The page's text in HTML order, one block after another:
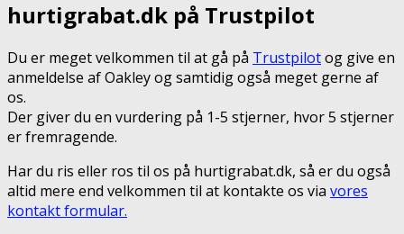
hurtigrabat.dk på Trustpilot
Du er meget velkommen til at gå på Trustpilotog give en
anmeldelse af Oakley og samtidig også meget gerne af
os.
Der giver du en vurdering på 1-5 stjerner, hvor 5 stjerner
er fremragende.
Har du ris eller ros til os på hurtigrabat.dk, så er du også
altid mere end velkommen til at kontakte os via vores
kontakt formular.